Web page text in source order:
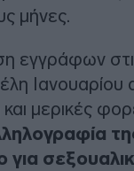
μήνες.
εγγράφων
μερικές
για